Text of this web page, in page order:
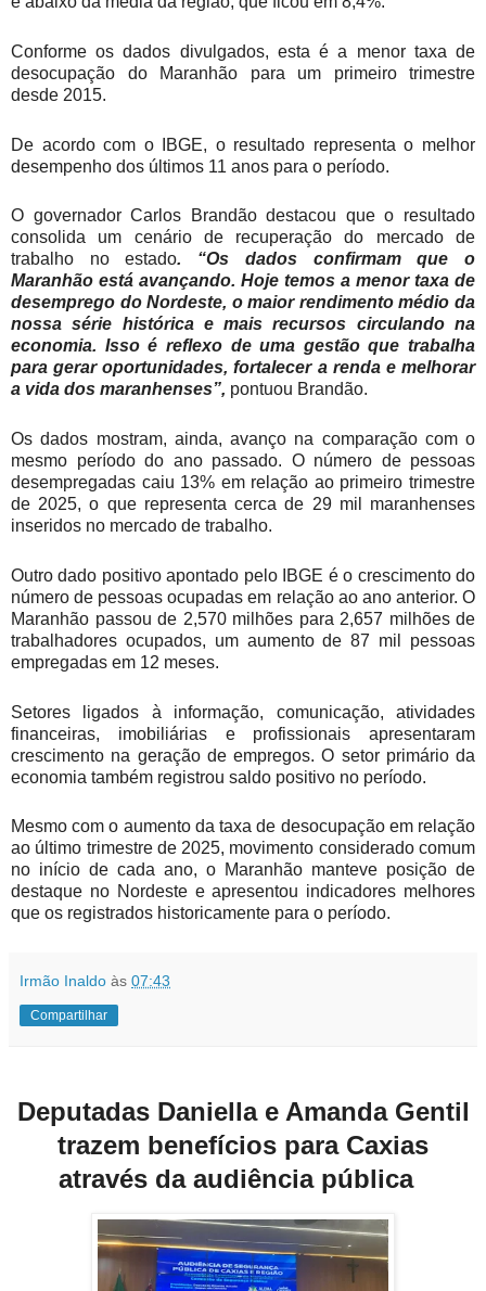
Conforme os dados divulgados, esta é a menor taxa de
desocupação do Maranhão para um primeiro trimestre
desde 2015.
De acordo com o IBGE, o resultado representa o melhor
desempenho dos últimos 11 anos para o período.
O governador Carlos Brandão destacou que o resultado
consolida um cenário de recuperação do mercado de
trabalho no estado. “Os dados confirmam que o
Maranhão está avançando. Hoje temos a menor taxa de
desemprego do Nordeste, o maior rendimento médio da
nossa série histórica e mais recursos circulando na
economia. Isso é reflexo de uma gestão que trabalha
para gerar oportunidades, fortalecer a renda e melhorar
a vida dos maranhenses”, pontuou Brandão.
Os dados mostram, ainda, avanço na comparação com o
mesmo período do ano passado. O número de pessoas
desempregadas caiu 13% em relação ao primeiro trimestre
de 2025, o que representa cerca de 29 mil maranhenses
inseridos no mercado de trabalho.
Outro dado positivo apontado pelo IBGE é o crescimento do
número de pessoas ocupadas em relação ao ano anterior. O
Maranhão passou de 2,570 milhões para 2,657 milhões de
trabalhadores ocupados, um aumento de 87 mil pessoas
empregadas em 12 meses.
Setores ligados à informação, comunicação, atividades
financeiras, imobiliárias e profissionais apresentaram
crescimento na geração de empregos. O setor primário da
economia também registrou saldo positivo no período.
Mesmo com o aumento da taxa de desocupação em relação
ao último trimestre de 2025, movimento considerado comum
no início de cada ano, o Maranhão manteve posição de
destaque no Nordeste e apresentou indicadores melhores
que os registrados historicamente para o período.
Irmão Inaldo às 07:43
Compartilhar
Deputadas Daniella e Amanda Gentil
trazem benefícios para Caxias
através da audiência pública